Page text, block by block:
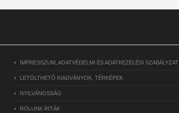
IMPRESSZUM, ADATVÉDELMI ÉS ADATKEZELÉSI SZABÁLYZAT
LETÖLTHETŐ KIADVÁNYOK, TÉRKÉPEK
NYILVÁNOSSÁG
RÓLUNK ÍRTÁK